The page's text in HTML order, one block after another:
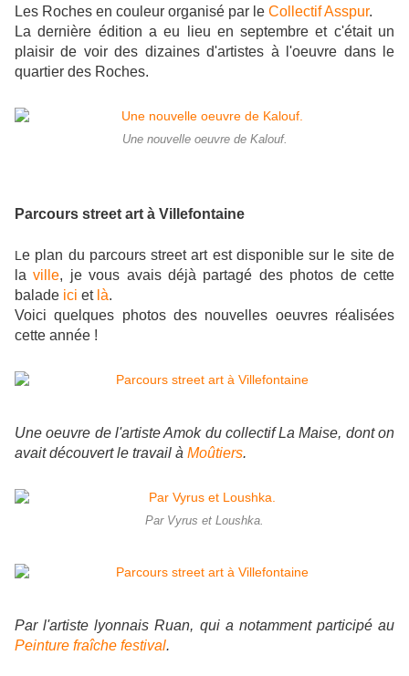
Les Roches en couleur organisé par le Collectif Asspur.
La dernière édition a eu lieu en septembre et c'était un
plaisir de voir des dizaines d'artistes à l'oeuvre dans le
quartier des Roches.
Une nouvelle oeuvre de Kalouf.
Parcours street art à Villefontaine
L e plan du parcours street art est disponible sur le site de
laville, je vous avais déjà partagé des photos de cette
balade ici et là.
Voici quelques photos des nouvelles oeuvres réalisées
cette année !
Une oeuvre de l'artiste Amok du collectif La Maise, dont on
avait découvert le travail à Moûtiers.
Par Vyrus et Loushka.
Par l'artiste lyonnais Ruan, qui a notamment participé au
Peinture fraîche festival.